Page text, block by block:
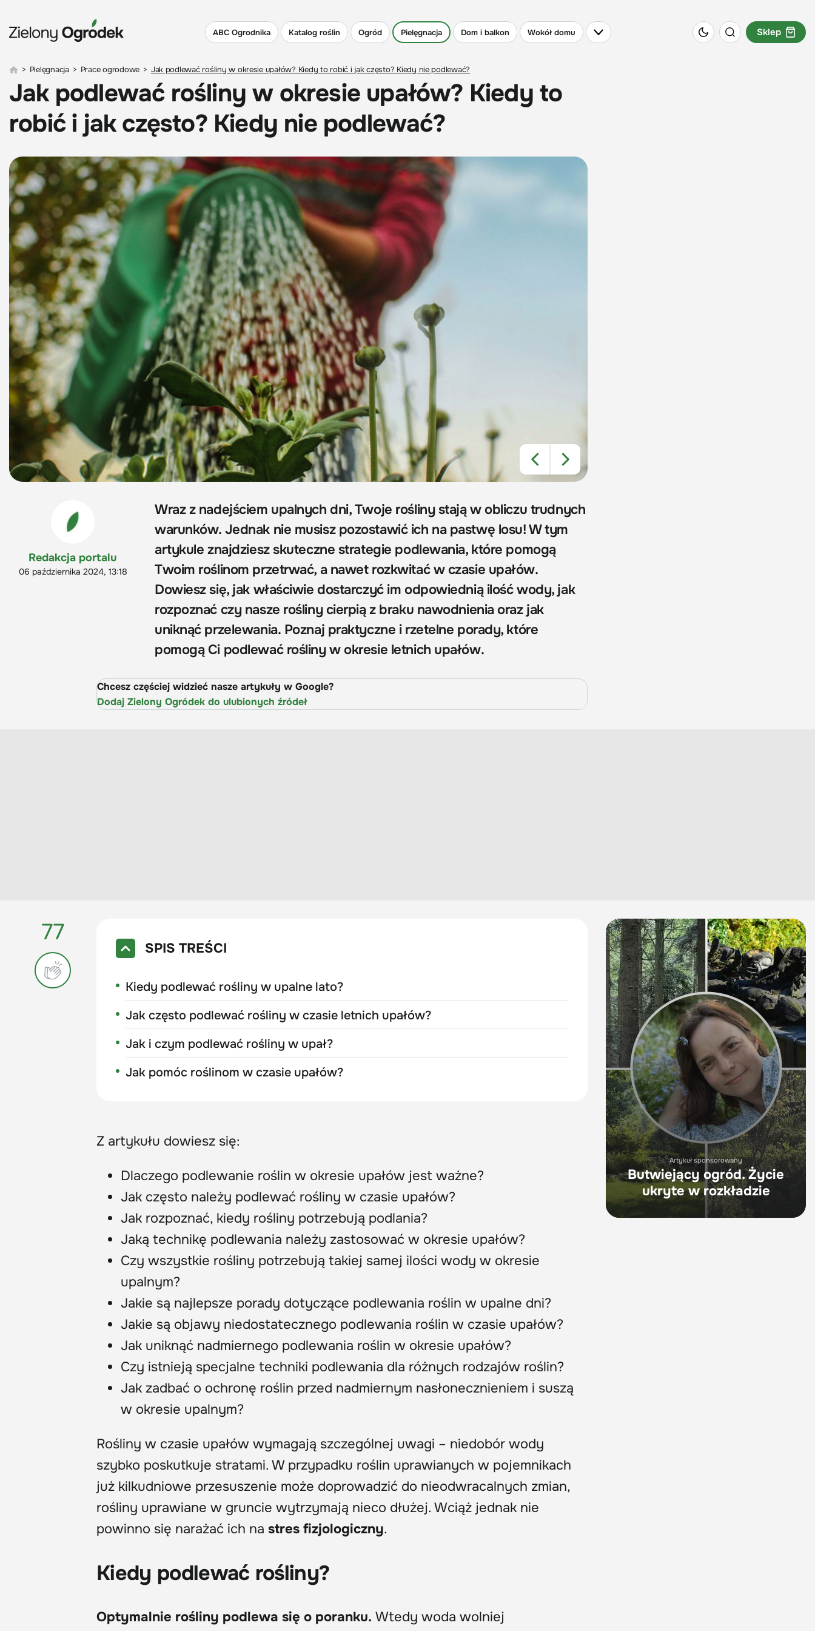
ABC Ogrodnika Katalog roślin Ogród Pielęgnacja Dom i balkon Wokół domu Sklep
> Pielęgnacja > Prace ogrodowe > Jak podlewać rośliny w okresie upałów? Kiedy to robić i jak często? Kiedy nie podlewać?
Jak podlewać rośliny w okresie upałów? Kiedy to
robić i jak często? Kiedy nie podlewać?
Redakcja portalu
06 października 2024, 13:18
Wraz z nadejściem upalnych dni, Twoje rośliny stają w obliczu trudnych
warunków. Jednak nie musisz pozostawić ich na pastwę losu! W tym
artykule znajdziesz skuteczne strategie podlewania, które pomogą
Twoim roślinom przetrwać, a nawet rozkwitać w czasie upałów.
Dowiesz się, jak właściwie dostarczyć im odpowiednią ilość wody, jak
rozpoznać czy nasze rośliny cierpią z braku nawodnienia oraz jak
uniknąć przelewania. Poznaj praktyczne i rzetelne porady, które
pomogą Ci podlewać rośliny w okresie letnich upałów.
Chcesz częściej widzieć nasze artykuły w Google?
Dodaj Zielony Ogródek do ulubionych źródeł
77
SPIS TREŚCI
Kiedy podlewać rośliny w upalne lato?
Jak często podlewać rośliny w czasie letnich upałów?
Jak i czym podlewać rośliny w upał?
Jak pomóc roślinom w czasie upałów?
Z artykułu dowiesz się:
Dlaczego podlewanie roślin w okresie upałów jest ważne?
Jak często należy podlewać rośliny w czasie upałów?
Jak rozpoznać, kiedy rośliny potrzebują podlania?
Jaką technikę podlewania należy zastosować w okresie upałów?
Czy wszystkie rośliny potrzebują takiej samej ilości wody w okresie
upalnym?
Jakie są najlepsze porady dotyczące podlewania roślin w upalne dni?
Jakie są objawy niedostatecznego podlewania roślin w czasie upałów?
Jak uniknąć nadmiernego podlewania roślin w okresie upałów?
Czy istnieją specjalne techniki podlewania dla różnych rodzajów roślin?
Jak zadbać o ochronę roślin przed nadmiernym nasłonecznieniem i suszą
w okresie upalnym?
Rośliny w czasie upałów wymagają szczególnej uwagi – niedobór wody
szybko poskutkuje stratami. W przypadku roślin uprawianych w pojemnikach
już kilkudniowe przesuszenie może doprowadzić do nieodwracalnych zmian,
rośliny uprawiane w gruncie wytrzymają nieco dłużej. Wciąż jednak nie
powinno się narażać ich na stres fizjologiczny.
Kiedy podlewać rośliny?
Optymalnie rośliny podlewa się o poranku. Wtedy woda wolniej
Artykuł sponsorowany
Butwiejący ogród. Życie
ukryte w rozkładzie